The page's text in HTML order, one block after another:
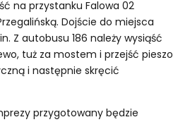
na przystanku Falowa 02
Dojście do miejsca
Z autobusu 186 należy wysiąść
tuż za mostem i przejść pieszo
i następnie skręcić
przygotowany będzie